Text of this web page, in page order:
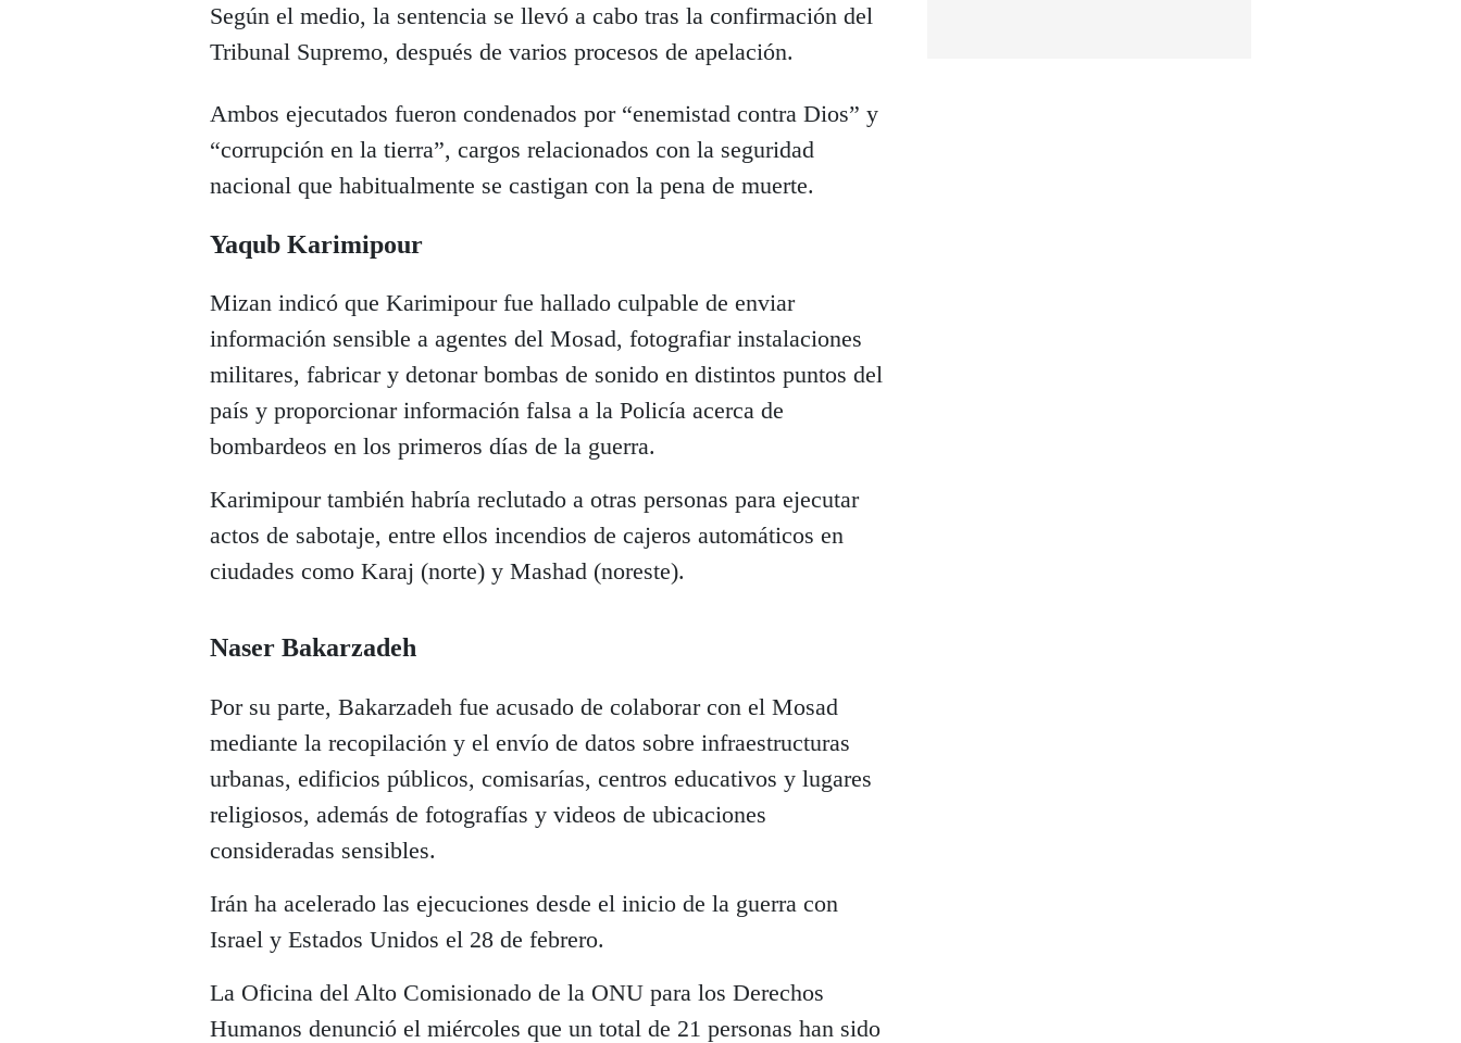
Según el medio, la sentencia se llevó a cabo tras la confirmación del
Tribunal Supremo, después de varios procesos de apelación.
Ambos ejecutados fueron condenados por “enemistad contra Dios” y
“corrupción en la tierra”, cargos relacionados con la seguridad
nacional que habitualmente se castigan con la pena de muerte.
Yaqub Karimipour
Mizan indicó que Karimipour fue hallado culpable de enviar
información sensible a agentes del Mosad, fotografiar instalaciones
militares, fabricar y detonar bombas de sonido en distintos puntos del
país y proporcionar información falsa a la Policía acerca de
bombardeos en los primeros días de la guerra.
Karimipour también habría reclutado a otras personas para ejecutar
actos de sabotaje, entre ellos incendios de cajeros automáticos en
ciudades como Karaj (norte) y Mashad (noreste).
Naser Bakarzadeh
Por su parte, Bakarzadeh fue acusado de colaborar con el Mosad
mediante la recopilación y el envío de datos sobre infraestructuras
urbanas, edificios públicos, comisarías, centros educativos y lugares
religiosos, además de fotografías y videos de ubicaciones
consideradas sensibles.
Irán ha acelerado las ejecuciones desde el inicio de la guerra con
Israel y Estados Unidos el 28 de febrero.
La Oficina del Alto Comisionado de la ONU para los Derechos
Humanos denunció el miércoles que un total de 21 personas han sido